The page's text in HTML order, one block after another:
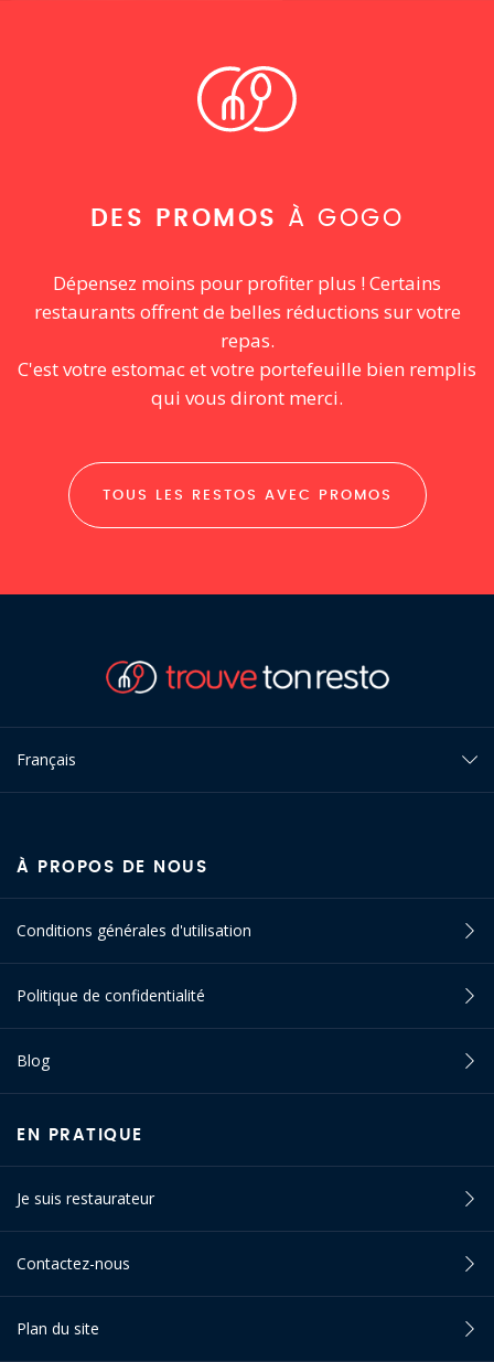
DES PROMOS À GOGO
Dépensez moins pour profiter plus ! Certains
restaurants offrent de belles réductions sur votre
repas.
C'est votre estomac et votre portefeuille bien remplis
qui vous diront merci.
TOUS LES RESTOS AVEC PROMOS
Français
À PROPOS DE NOUS
Conditions générales d'utilisation
Politique de confidentialité
Blog
EN PRATIQUE
Je suis restaurateur
Contactez-nous
Plan du site